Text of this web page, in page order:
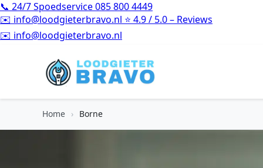
📞 24/7 Spoedservice085 800 4449
✉️ info@loodgieterbravo.nl ⭐ 4.9 / 5.0 – Reviews
⭐4.9 / 5.0 – Reviews
Home › Borne